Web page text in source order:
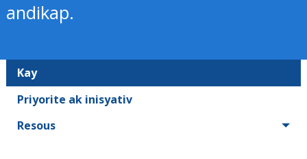
andikap.
Kay
Priyorite ak inisyativ
Resous